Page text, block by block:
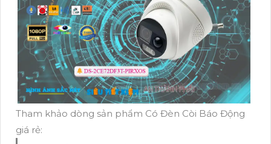
Tham khảo dòng sản phẩm Có Đèn Còi Báo Động
giá rẻ: